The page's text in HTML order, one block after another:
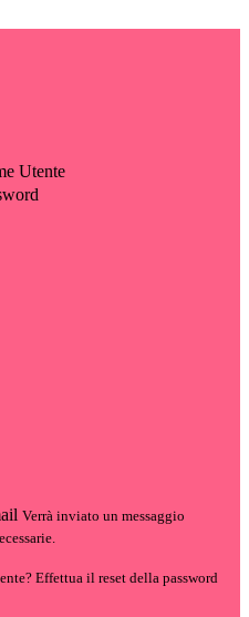
Utente
Verrà inviato un messaggio
Effettua il reset della password